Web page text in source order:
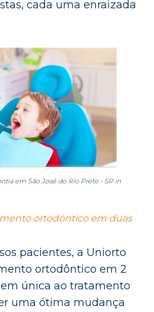
cada uma enraizada
em São José do Rio Preto - SP in
ortodôntico em duas
pacientes, a Uniorto
ortodôntico em 2
única ao tratamento
uma ótima mudança